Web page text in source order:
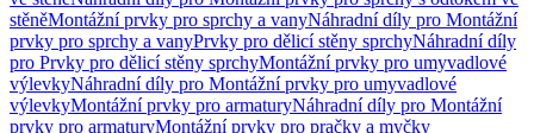
stěněMontážní prvky pro sprchy a vanyNáhradní díly pro Montážní
prvky pro sprchy a vanyPrvky pro dělicí stěny sprchyNáhradní díly
pro Prvky pro dělicí stěny sprchyMontážní prvky pro umyvadlové
výlevkyNáhradní díly pro Montážní prvky pro umyvadlové
výlevkyMontážní prvky pro armaturyNáhradní díly pro Montážní
prvky pro armaturyMontážní prvky pro pračky a myčky